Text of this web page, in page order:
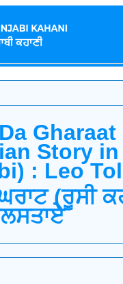
Gharaat
Story in
: Leo
(ਰੂਸੀ